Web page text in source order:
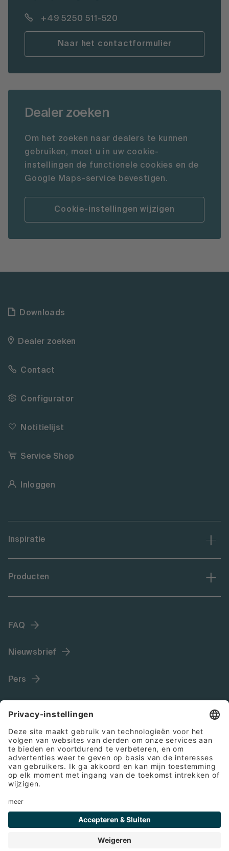
+49 5250 511-520
Naar het contactformulier
Dealer zoeken
Om het zoeken naar dealers te kunnen
gebruiken, moet u in uw cookie-
instellingen de functionele cookies en de
Google Maps-service bevestigen.
Cookie-instellingen wijzigen
Downloads
Dealer zoeken
Contact
Configurator
Notitielijst
Service Shop
Inloggen
Inspiratie
Producten
FAQ
Nieuwsbrief
Pers